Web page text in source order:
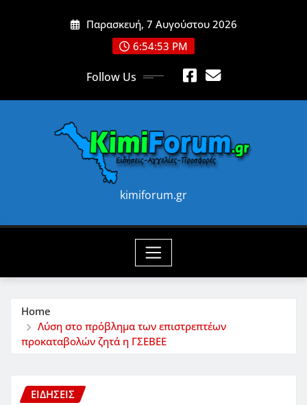
Παρασκευή, 7 Αυγούστου 2026
6:54:55 PM
Follow Us
kimiforum.gr
Home
Λύση στο πρόβλημα των επιστρεπτέων
προκαταβολών ζητά η ΓΣΕΒΕΕ
ΕΙΔΗΣΕΙΣ